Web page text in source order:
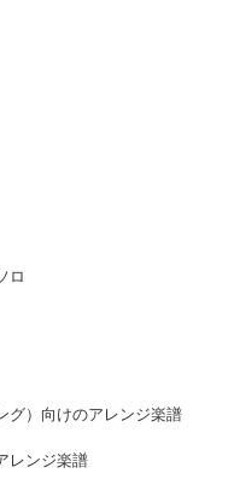
ロ
グ）向けのアレンジ楽譜
レンジ楽譜